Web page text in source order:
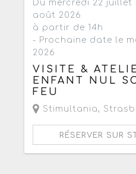
Du mercredi 22 juillet
août 2026
à partir de 14h
- Prochaine date le
2026
VISITE &
ENFANT NUL
FEU
Stimultania,
RÉSERVER SUR